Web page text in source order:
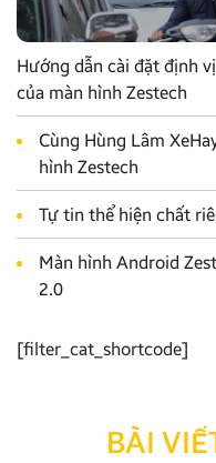
Hướng dẫn cài đặt định
của màn hình Zestech
Cùng Hùng Lâm
hình Zestech
Tự tin thể hiện chất
Màn hình Android
2.0
[filter_cat_shortcode]
BÀI